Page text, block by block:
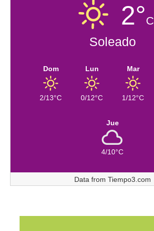
2°C
Soleado
Dom
2/13°C
Lun
0/12°C
Mar
1/12°C
Jue
4/10°C
Data from Tiempo3.com